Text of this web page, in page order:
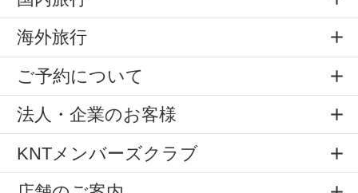
海外旅行
ご予約について
法人・企業のお客様
KNTメンバーズクラブ